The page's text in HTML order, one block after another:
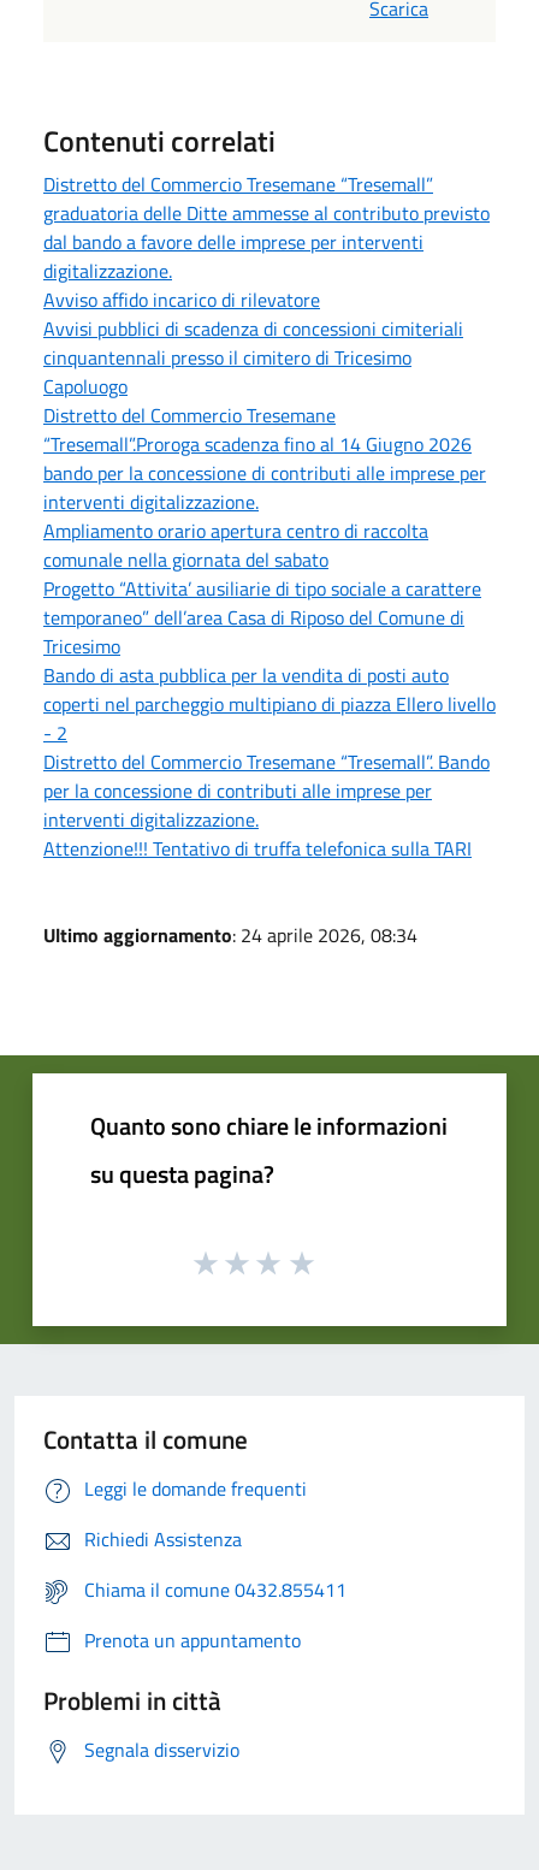
Scarica
Contenuti correlati
Distretto del Commercio Tresemane “Tresemall”
graduatoria delle Ditte ammesse al contributo previsto
dal bando a favore delle imprese per interventi
digitalizzazione.
Avviso affido incarico di rilevatore
Avvisi pubblici di scadenza di concessioni cimiteriali
cinquantennali presso il cimitero di Tricesimo
Capoluogo
Distretto del Commercio Tresemane
“Tresemall”.Proroga scadenza fino al 14 Giugno 2026
bando per la concessione di contributi alle imprese per
interventi digitalizzazione.
Ampliamento orario apertura centro di raccolta
comunale nella giornata del sabato
Progetto “Attivita’ ausiliarie di tipo sociale a carattere
temporaneo” dell’area Casa di Riposo del Comune di
Tricesimo
Bando di asta pubblica per la vendita di posti auto
coperti nel parcheggio multipiano di piazza Ellero livello
- 2
Distretto del Commercio Tresemane “Tresemall”. Bando
per la concessione di contributi alle imprese per
interventi digitalizzazione.
Attenzione!!! Tentativo di truffa telefonica sulla TARI
Ultimo aggiornamento: 24 aprile 2026, 08:34
Quanto sono chiare le informazioni
su questa pagina?
Contatta il comune
Leggi le domande frequenti
Richiedi Assistenza
Chiama il comune 0432.855411
Prenota un appuntamento
Problemi in città
Segnala disservizio